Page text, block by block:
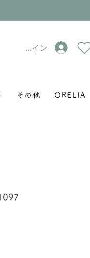
ログイン
その他 ORELIA